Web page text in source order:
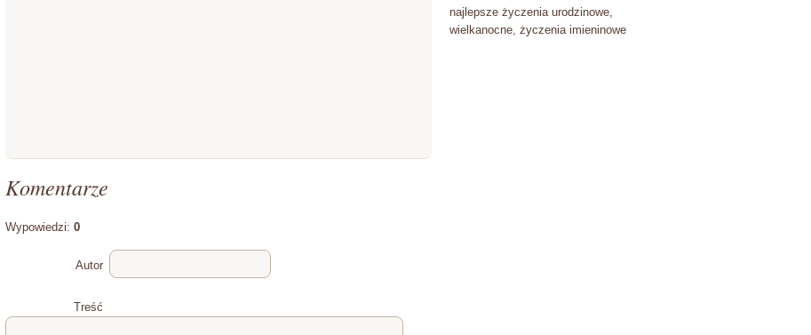
Komentarze
Wypowiedzi: 0
Autor
Treść
najlepsze życzenia urodzinowe,
wielkanocne, życzenia imieninowe